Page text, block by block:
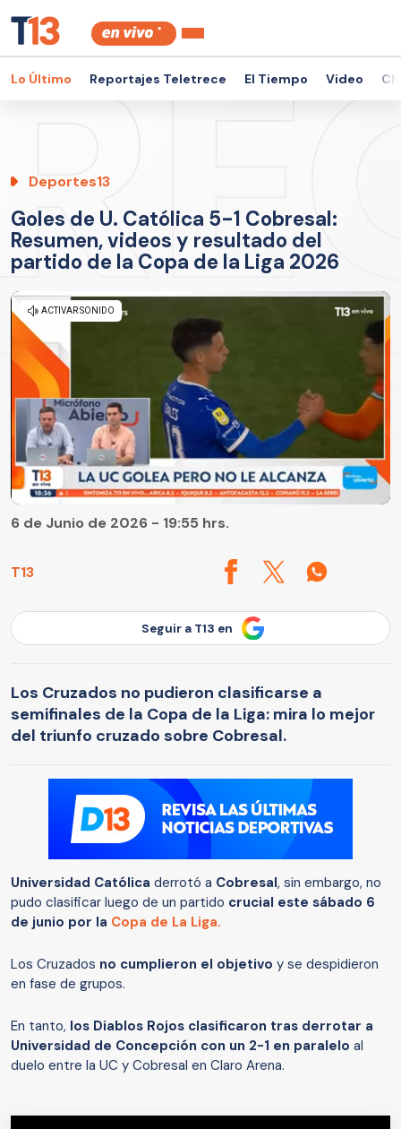
Lo Último Reportajes Teletrece El Tiempo Video
Deportes13
Goles de U. Católica 5-1 Cobresal:
Resumen, videos y resultado del
partido de la Copa de la Liga 2026
T13
6 de Junio de 2026 - 19:55 hrs.
Seguir a T13 en
Los Cruzados no pudieron clasificarse a
semifinales de la Copa de la Liga: mira lo mejor
del triunfo cruzado sobre Cobresal.
Universidad Católica derrotó a Cobresal, sin embargo, no
pudo clasificar luego de un partido crucial este sábado 6
de junio por la Copa de La Liga.
Los Cruzados no cumplieron el objetivo y se despidieron
en fase de grupos.
En tanto, los Diablos Rojos clasificaron tras derrotar a
Universidad de Concepción con un 2-1 en paralelo al
duelo entre la UC y Cobresal en Claro Arena.